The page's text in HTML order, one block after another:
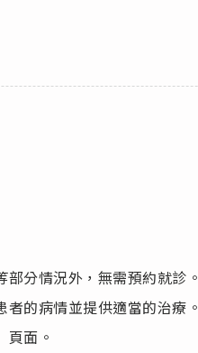
分情況外，無需預約就診。
的病情並提供適當的治療。
面。